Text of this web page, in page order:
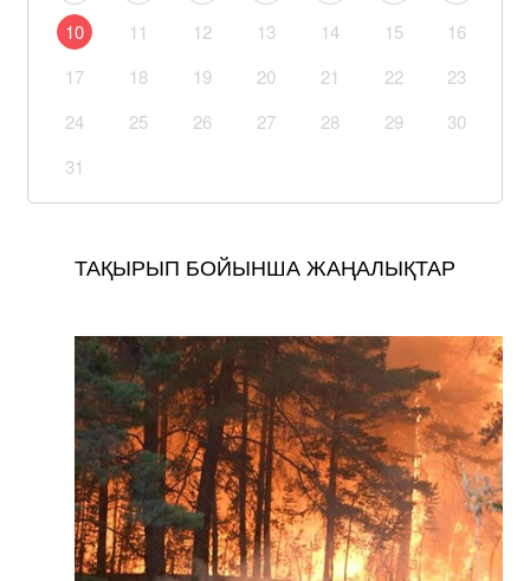
10
11 12 13 14 15
16
17
18 19 20 21 22
23
24
25 26 27 28 29
30
31
ТАҚЫРЫП БОЙЫНША ЖАҢАЛЫҚТАР